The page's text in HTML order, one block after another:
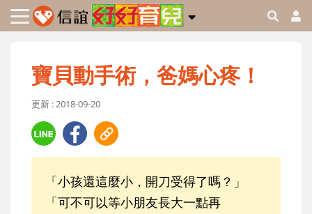
寶貝動手術，爸媽心疼！
更新 : 2018-09-20
「小孩還這麼小，開刀受得了嗎？」
「可不可以等小朋友長大一點再